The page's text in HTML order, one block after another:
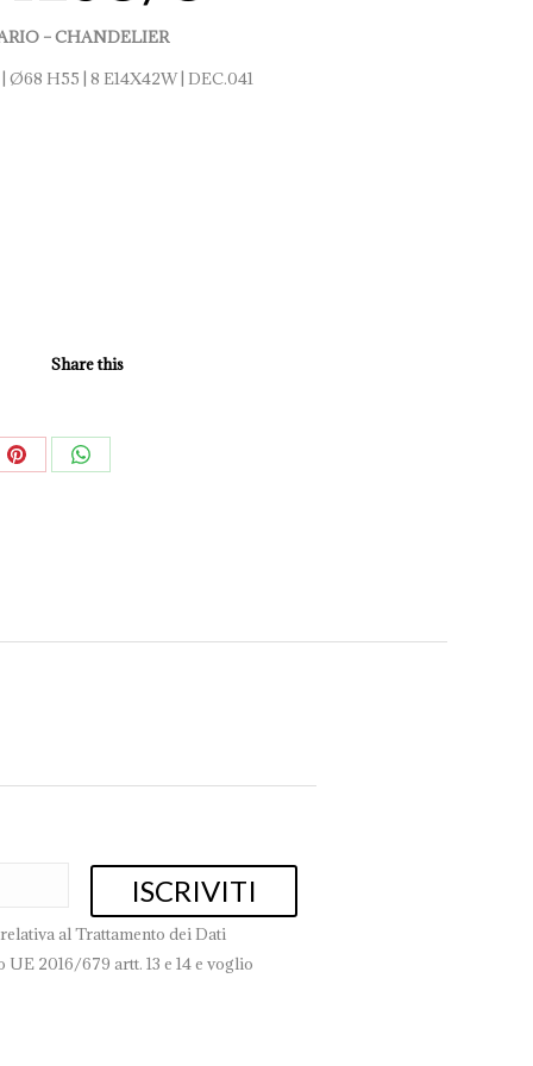
– CHANDELIER
| Ø68 H55 | 8 E14X42W | DEC.041
Share this
Share Share
relativa al Trattamento dei Dati
2016/679 artt. 13 e 14 e voglio